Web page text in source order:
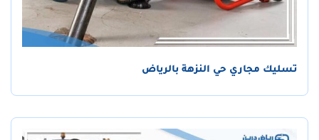
تسليك مجاري حي النزهة بالرياض